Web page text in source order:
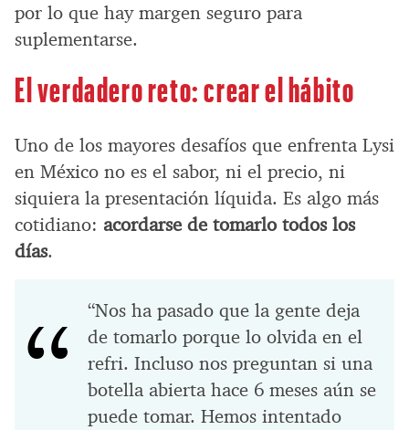
por lo que hay margen seguro para
suplementarse.
El verdadero reto: crear el hábito
Uno de los mayores desafíos que enfrenta Lysi
en México no es el sabor, ni el precio, ni
siquiera la presentación líquida. Es algo más
cotidiano: acordarse de tomarlo todos los
días.
“Nos ha pasado que la gente deja
de tomarlo porque lo olvida en el
refri. Incluso nos preguntan si una
botella abierta hace 6 meses aún se
puede tomar. Hemos intentado